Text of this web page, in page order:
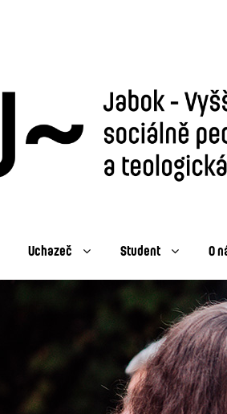
Uchazeč Student O